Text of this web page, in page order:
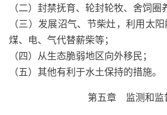
（二）封禁抚育、轮封轮牧、舍饲圈
（三）发展沼气、节柴灶，利用太
煤、电、气代替薪柴等；
（四）从生态脆弱地区向外移民；
（五）其他有利于水土保持的措施。
第五章 监测和监